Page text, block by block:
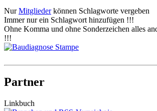
NurMitgliederkönnen Schlagworte vergeben
Immer nur ein Schlagwort hinzufügen !!!
Ohne Komma und ohne Sonderzeichen alles
!!!
Partner
Linkbuch